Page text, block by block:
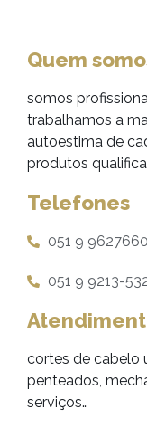
Quem
somos
trabalhamos a
autoestima de
produtos
Telefones
051 9
051 9 9213-
cortes de cabelo
penteados,
serviços…